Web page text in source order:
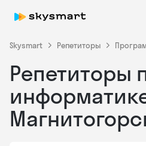
Skysmart Репетиторы
Репетиторы